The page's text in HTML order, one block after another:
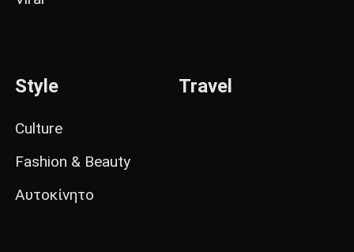
Style
Culture
Fashion & Beauty
Αυτοκίνητο
Travel